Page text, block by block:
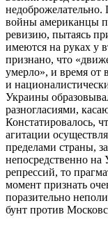
войны американцы
ревизию, пытаясь
имеются на руках у
признано, что
умерло», и время от
и
Украины
разногласиями,
Констатировалось,
агитации
пределами страны,
непосредственно на
репрессий, то
момент признать
поразительно
бунт против